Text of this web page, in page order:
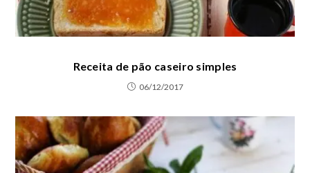
Receita de pão caseiro simples
06/12/2017